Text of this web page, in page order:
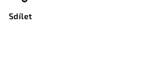
Sdílet